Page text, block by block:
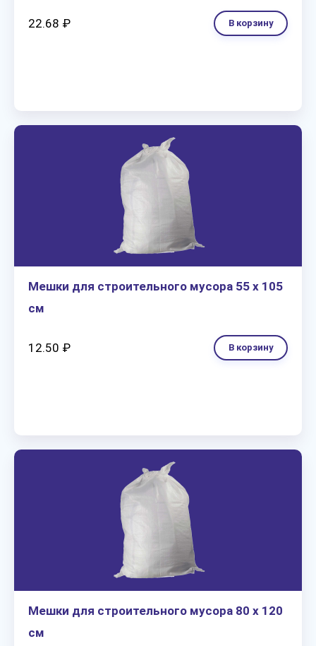
22.68 ₽ В корзину
Мешки для строительного мусора 55 х 105
см
12.50 ₽ В корзину
Мешки для строительного мусора 80 х 120
см